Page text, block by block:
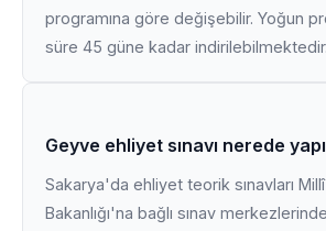
programına göre değişebilir. Yoğun
süre 45 güne kadar indirilebilmektedir.
Geyve ehliyet sınavı nerede
Sakarya'da ehliyet teorik sınavları
Bakanlığı'na bağlı sınav